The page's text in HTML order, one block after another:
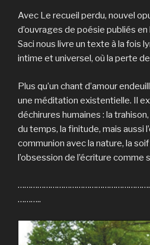
Avec Le recueil perdu, nouvel
d’ouvrages de poésie publiés
Saci nous livre un texte à la fois
intime et universel, où la perte
Plus qu’un chant d’amour
une méditation existentielle. Il
déchirures humaines : la
du temps, la finitude, mais aussi
communion avec la nature, la
l’obsession de l’écriture comme
………..